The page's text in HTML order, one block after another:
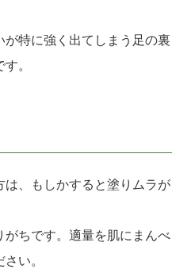
特に強く出てしまう足の裏
。
、もしかすると塗りムラが
ちです。適量を肌にまんべ
い。